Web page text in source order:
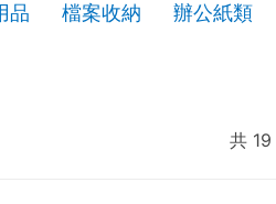
品 檔案收納 辦公紙類
共 19